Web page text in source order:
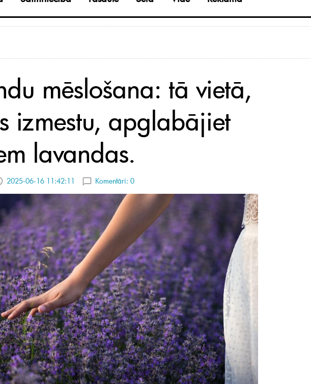
mēslošana: tā vietā,
izmestu, apglabājiet
lavandas.
2025-06-16 11:42:11 Komentāri: 0